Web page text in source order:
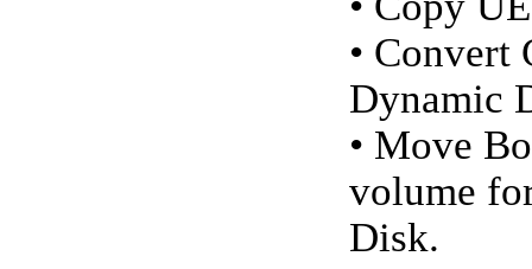
• Convert
Dynamic
• Move
volume
Disk.